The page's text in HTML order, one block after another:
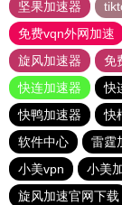
坚果加速器
免费vqn外网加速
旋风加速器
免
快连加速器
快
快鸭加速器
快
软件中心
雷霆
小美vpn
小美
旋风加速官网下载